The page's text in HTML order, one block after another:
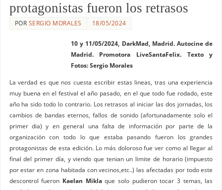
protagonistas fueron los retrasos
POR SERGIO MORALES 18/05/2024
10 y 11/05/2024, DarkMad, Madrid. Autocine de
Madrid. Promotora LiveSantaFelix. Texto y
Fotos: Sergio Morales
La verdad es que nos cuesta escribir estas lineas, tras una experiencia
muy buena en el festival el año pasado, en el que todo fue rodado, este
año ha sido todo lo contrario. Los retrasos al iniciar las dos jornadas, los
cambios de bandas eternos, fallos de sonido (afortunadamente solo el
primer dia) y en general una falta de información por parte de la
organización con todo lo que estaba pasando fueron los grandes
protagonistas de esta edición. Lo más doloroso fue ver como al llegar al
final del primer día, y viendo que tenian un limite de horario (impuesto
por estar en zona habitada con vecinos,etc..) las afectadas por todo este
descontrol fueron Kaelan Miklaque solo pudieron tocar 3 temas, las